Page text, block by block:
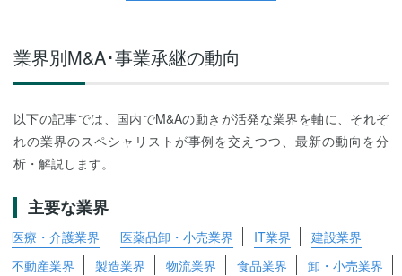
業界別M&A･事業承継の動向
以下の記事では、国内でM&Aの動きが活発な業界を軸に、それぞ
れの業界のスペシャリストが事例を交えつつ、最新の動向を分
析・解説します。
主要な業界
医療・介護業界 医薬品卸・小売業界 IT業界
建設業界
不動産業界
製造業界 物流業界 食品業界
卸・小売業界